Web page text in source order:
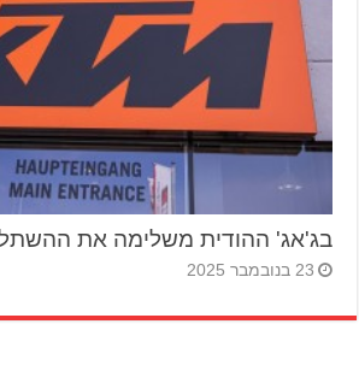
בג'אג' ההודית משלימה את
23 בנובמבר 2025